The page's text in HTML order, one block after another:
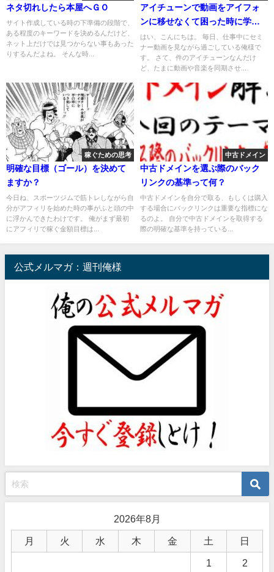
ネタ切れしたら本屋へＧＯ
サイト作成している時の下準備の段階で、
ある程度のキーワードを決めるんだけど、
ネット上だけでは見つからない事もあった
りするんだよね。 そんな時...
アイチューンで動画をアイフォ
ンに移せなくて困った時に学ん
だ物の売り方
はい、こんにちは。 毎日、仕事中にセミ
ナー動画を見ながら過ごしている俺様で
す。 さて、件のアイチューンなんだけ
ど、たまに動画や音楽を同期させ...
稼ぐための思考
明確な目標（ゴール）を決めて
ますか？
今日ね、スポーツジムで筋トレしながら自
分がアフィリを始めた時の事がふと頭の中
に浮かんできたわけです。 俺がまず最初
にアフィリで稼ぐ金額目標は...
中古ドメイン
中古ドメインを選ぶ際のバック
リンクの基準って何？
中古ドメインを自分で取る、もしくは購入
する場合にバックリンクは重要な指標にな
るのよ。 自分で中古ドメインを取得する
際の明確な基準を持っている...
公式メルマガ：週刊俺様
2026年8月
月 火 水 木 金 土 日
1 2